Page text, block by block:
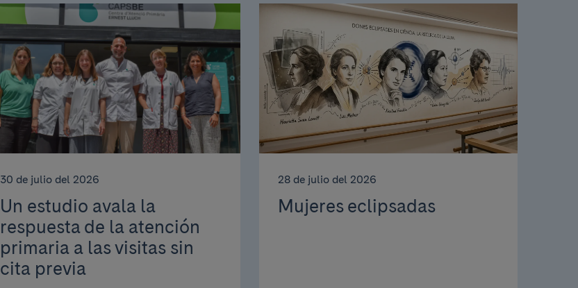
30 de julio del 2026
Un estudio avala la
respuesta de la atención
primaria a las visitas sin
cita previa
28 de julio del 2026
Mujeres eclipsadas